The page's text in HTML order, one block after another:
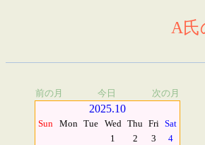
A氏
前の月 今日 次の月
2025.10
Sun Mon Tue Wed Thu Fri Sat
1
2 3
4